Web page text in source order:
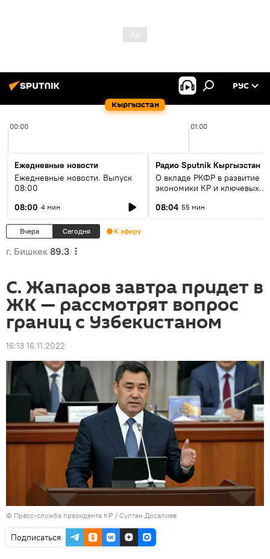
Кыргызстан
РУС
00:00 01:00
Ежедневные новости
Ежедневные новости. Выпуск
08:00
08:00 4 мин
Радио Sputnik Кыргызстан
О вкладе РКФР в развитие
экономики КР и ключевых
08:04 55 мин
Вчера Сегодня К эфиру
г. Бишкек 89.3
С. Жапаров завтра придет в
ЖК — рассмотрят вопрос
границ с Узбекистаном
16:13 16.11.2022
© Пресс-служба президента КР / Султан Досалиев
Подписаться